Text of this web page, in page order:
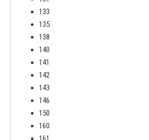
133
135
138
140
141
142
143
146
150
160